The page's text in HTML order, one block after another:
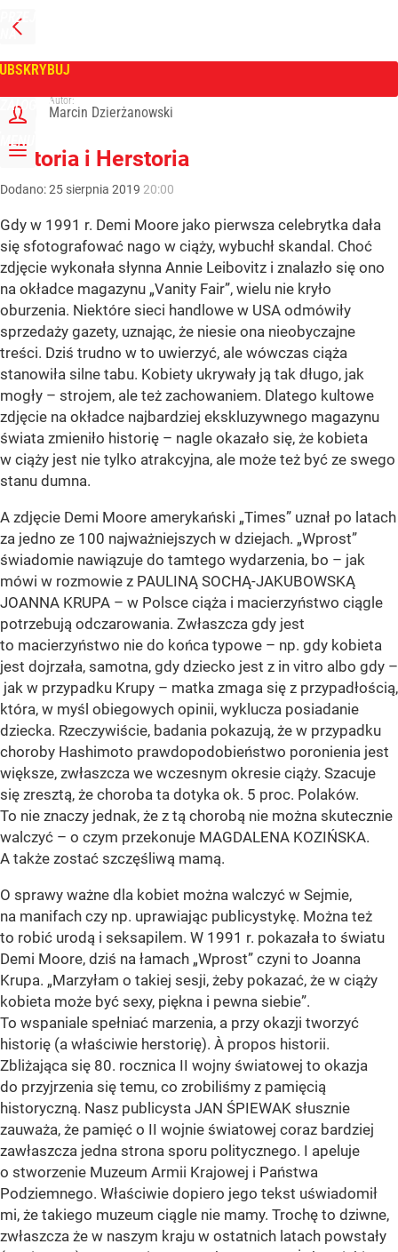
PRZEJDŹ
NA
GŁÓWNĄ
ZALOGUJ
MENU
Tygodnik Wprost
Autor:
Marcin Dzierżanowski
Historia i Herstoria
Dodano:25 sierpnia 2019 20:00
Gdy w 1991 r. Demi Moore jako pierwsza celebrytka dała
się sfotografować nago w ciąży, wybuchł skandal. Choć
zdjęcie wykonała słynna Annie Leibovitz i znalazło się ono
na okładce magazynu „Vanity Fair”, wielu nie kryło
oburzenia. Niektóre sieci handlowe w USA odmówiły
sprzedaży gazety, uznając, że niesie ona nieobyczajne
treści. Dziś trudno w to uwierzyć, ale wówczas ciąża
stanowiła silne tabu. Kobiety ukrywały ją tak długo, jak
mogły – strojem, ale też zachowaniem. Dlatego kultowe
zdjęcie na okładce najbardziej ekskluzywnego magazynu
świata zmieniło historię – nagle okazało się, że kobieta
w ciąży jest nie tylko atrakcyjna, ale może też być ze swego
stanu dumna.
A zdjęcie Demi Moore amerykański „Times” uznał po latach
za jedno ze 100 najważniejszych w dziejach. „Wprost”
świadomie nawiązuje do tamtego wydarzenia, bo – jak
mówi w rozmowie z PAULINĄ SOCHĄ-JAKUBOWSKĄ
JOANNA KRUPA – w Polsce ciąża i macierzyństwo ciągle
potrzebują odczarowania. Zwłaszcza gdy jest
to macierzyństwo nie do końca typowe – np. gdy kobieta
jest dojrzała, samotna, gdy dziecko jest z in vitro albo gdy –
jak w przypadku Krupy – matka zmaga się z przypadłością,
która, w myśl obiegowych opinii, wyklucza posiadanie
dziecka. Rzeczywiście, badania pokazują, że w przypadku
choroby Hashimoto prawdopodobieństwo poronienia jest
większe, zwłaszcza we wczesnym okresie ciąży. Szacuje
się zresztą, że choroba ta dotyka ok. 5 proc. Polaków.
To nie znaczy jednak, że z tą chorobą nie można skutecznie
walczyć – o czym przekonuje MAGDALENA KOZIŃSKA.
A także zostać szczęśliwą mamą.
O sprawy ważne dla kobiet można walczyć w Sejmie,
na manifach czy np. uprawiając publicystykę. Można też
to robić urodą i seksapilem. W 1991 r. pokazała to światu
Demi Moore, dziś na łamach „Wprost” czyni to Joanna
Krupa. „Marzyłam o takiej sesji, żeby pokazać, że w ciąży
kobieta może być sexy, piękna i pewna siebie”.
To wspaniale spełniać marzenia, a przy okazji tworzyć
historię (a właściwie herstorię). À propos historii.
Zbliżająca się 80. rocznica II wojny światowej to okazja
do przyjrzenia się temu, co zrobiliśmy z pamięcią
historyczną. Nasz publicysta JAN ŚPIEWAK słusznie
zauważa, że pamięć o II wojnie światowej coraz bardziej
zawłaszcza jedna strona sporu politycznego. I apeluje
o stworzenie Muzeum Armii Krajowej i Państwa
Podziemnego. Właściwie dopiero jego tekst uświadomił
mi, że takiego muzeum ciągle nie mamy. Trochę to dziwne,
zwłaszcza że w naszym kraju w ostatnich latach powstały